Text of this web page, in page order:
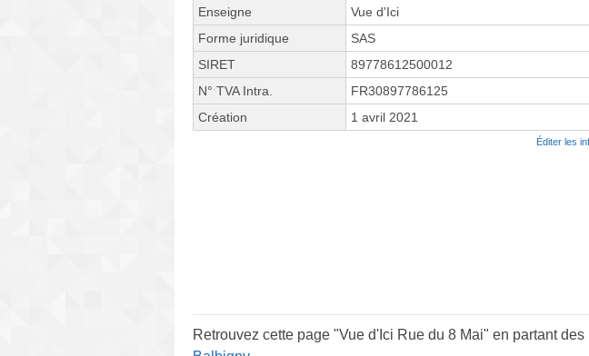
Enseigne
Vue d'Ici
Forme juridique
SAS
SIRET
89778612500012
N° TVA Intra.
FR30897786125
Création
1 avril 2021
Éditer les
Retrouvez cette page "Vue d'Ici Rue du 8 Mai" en partant des